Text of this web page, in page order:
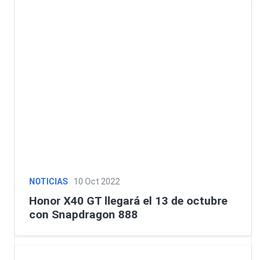
NOTICIAS 10 Oct 2022
Honor X40 GT llegará el 13 de octubre
con Snapdragon 888